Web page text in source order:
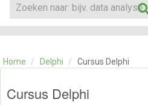
CATEGORIE
OVER ONS
SKILLS ALCHEMIST
Home / Delphi / Cursus Delphi
Cursus Delphi